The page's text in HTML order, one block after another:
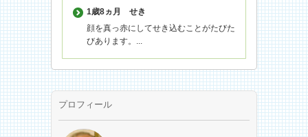
1歳8ヵ月
せき
顔を真っ赤にしてせき込むことがたびた
びあります。...
プロフィール